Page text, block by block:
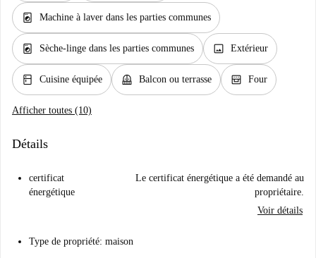
local_laundry_service Machine à laver dans les parties communes
local_laundry_service Sèche-linge dans les parties communes image Extérieur
kitchen Cuisine équipée balcony Balcon ou terrasse oven_gen Four
Afficher toutes (10)
Détails
certificat
énergétique
Le certificat énergétique a été demandé au
propriétaire.
Voir détails
Type de propriété: maison